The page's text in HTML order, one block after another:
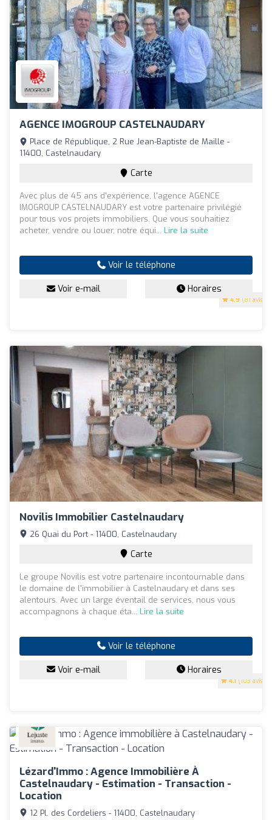
AGENCE IMOGROUP CASTELNAUDARY
4.9 (81 avis)
Place de République, 2 Rue Jean-Baptiste de Maille -
11400, Castelnaudary
Carte
Avec plus de 45 ans d'expérience, l'agence AGENCE
IMOGROUP CASTELNAUDARY est votre partenaire privilégié
pour tous vos projets immobiliers. Que vous souhaitiez
acheter, vendre ou louer, notre équi... Lire la suite
Voir le téléphone
Voir e-mail Horaires
Novilis Immobilier Castelnaudary
4.1 (103 avis)
26 Quai du Port - 11400, Castelnaudary
Carte
Le groupe Novilis est votre partenaire incontournable dans
le domaine de l'immobilier à Castelnaudary et dans ses
alentours. Avec un large éventail de services, nous vous
accompagnons à chaque éta... Lire la suite
Voir le téléphone
Voir e-mail Horaires
Lézard'Immo : Agence Immobilière À
Castelnaudary - Estimation - Transaction -
Location
12 Pl. des Cordeliers - 11400, Castelnaudary